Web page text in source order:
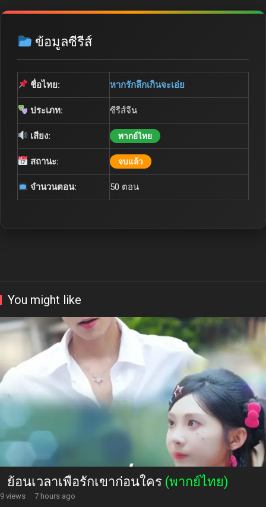
ข้อมูลซีรีส์
ชื่อไทย: หากรักลึกเกินจะเอ่ย
ประเภท: ซีรีส์จีน
เสียง: พากย์ไทย
สถานะ: จบแล้ว
จำนวนตอน: 50 ตอน
You might like
ย้อนเวลาเพื่อรักเขาก่อนใคร (พากย์ไทย)
9 views · 7 hours ago